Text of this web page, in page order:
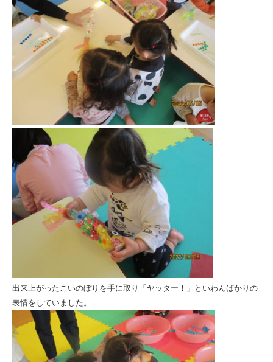
出来上がったこいのぼりを手に取り「ヤッター！」といわんばかりの
表情をしていました。